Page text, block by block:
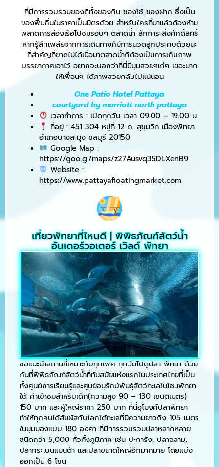
ที่มีการรวบรวมของดีทั้งของกิน ของใช้ ของฝาก ซึ่งเป็น
ของพื้นถิ่นในราคาเป็นมิตรด้วย สำหรับใครที่มาแล้วต้องห้าม
พลาดการล่องเรือไปชมรอบๆ ตลาดน้ำ สักการะสิ่งศักดิ์สิทธิ์
หากรู้สึกเพลียจากการเดินทางก็มีการนวดลูกประคบด้วยนะ
ที่สำคัญที่ขาดไม่ได้เมื่อมาตลาดน้ำก็ต้องเป็นการเก็บภาพ
บรรยากาศเอาไว้ อยากจะบอกว่าที่นี่มีมุมสวยๆเก๋ๆ เยอะมาก
ให้เพื่อนๆ ได้ภาพสวยกลับไปแน่นอน
One Patio Hotel Pattaya
courtyard by marriott north pattaya
เวลาทำการ : เปิดทุกวัน เวลา 09.00 – 19.00 น.
ที่อยู่ : 451 304 หมู่ที่ 12 ถ. สุขุมวิท เมืองพัทยา
อำเภอบางละมุง ชลบุรี 20150
Google Map :
https://goo.gl/maps/z27Ausvq35DLXenB9
Website :
https://www.pattayafloatingmarket.com
เที่ยวพัทยาที่ไหนดี | พิพิธภัณฑ์สัตว์น้ำ
อันเดอร์วอเตอร์ เวิลด์ พัทยา
ขอแนะนำสถานที่เหมาะกับทุกเพศ ทุกวัยไปดูปลา พัทยา ด้วย
กันที่พิพิธภัณฑ์สัตว์น้ำที่ทันสมัยแห่งแรกในประเทศไทยที่เป็น
ทั้งศูนย์การเรียนรู้และศูนย์อนุรักษ์พันธุ์สัตว์ทะเลในโซนพัทยา
ใต้ ค่าเข้าชมสำหรับเด็ก(ความสูง 90 – 130 เซนติเมตร)
150 บาท และผู้ใหญ่ราคา 250 บาท ที่นี่อุโมงค์ปลาพัทยา
ทำให้ทุกคนได้สัมผัสกับโลกใต้ทะเลที่มีความยาวถึง 105 เมตร
ในมุมมองแบบ 180 องศา ที่มีการรวบรวมปลาหลากหลาย
ชนิดกว่า 5,000 ทั่วทั้งภูมิภาค เช่น ปะการัง, ปลาฉลาม,
ปลากระเบนแมนต้า และปลาขนาดใหญ่อีกมากมาย โดยแบ่ง
ออกเป็น 6 โซน